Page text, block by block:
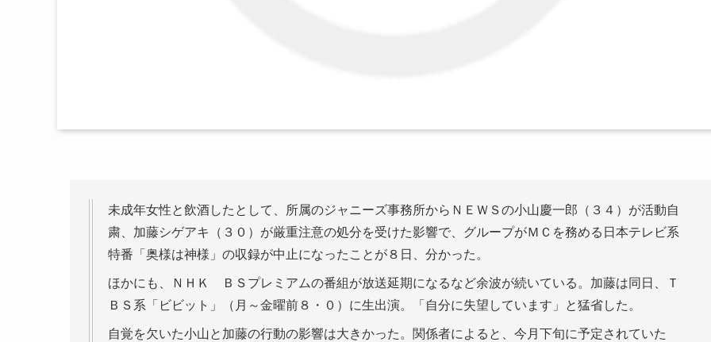
未成年女性と飲酒したとして、所属のジャニーズ事務所からＮＥＷＳの小山慶一郎（３４）が活動自
粛、加藤シゲアキ（３０）が厳重注意の処分を受けた影響で、グループがＭＣを務める日本テレビ系
特番「奥様は神様」の収録が中止になったことが８日、分かった。
ほかにも、ＮＨＫ ＢＳプレミアムの番組が放送延期になるなど余波が続いている。加藤は同日、Ｔ
ＢＳ系「ビビット」（月～金曜前８・０）に生出演。「自分に失望しています」と猛省した。
自覚を欠いた小山と加藤の行動の影響は大きかった。関係者によると、今月下旬に予定されていた